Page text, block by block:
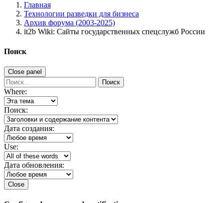
Главная
Технологии разведки для бизнеса
Архив форума (2003-2025)
it2b Wiki: Сайты государственных спецслужб России
Поиск
Close panel
Поиск
Where:
Поиск:
Дата создания:
Use:
Дата обновления:
Close